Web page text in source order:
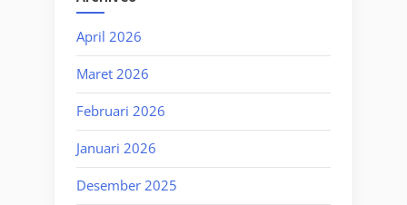
April 2026
Maret 2026
Februari 2026
Januari 2026
Desember 2025